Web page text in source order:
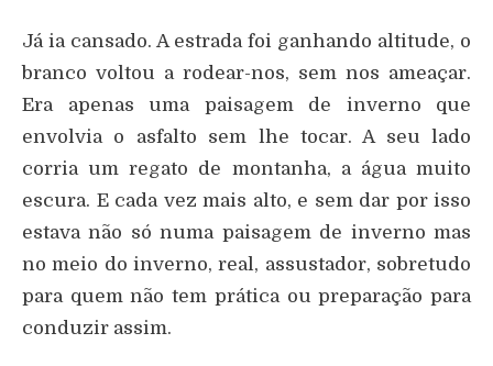
Já ia cansado. A estrada foi ganhando altitude, o
branco voltou a rodear-nos, sem nos ameaçar.
Era apenas uma paisagem de inverno que
envolvia o asfalto sem lhe tocar. A seu lado
corria um regato de montanha, a água muito
escura. E cada vez mais alto, e sem dar por isso
estava não só numa paisagem de inverno mas
no meio do inverno, real, assustador, sobretudo
para quem não tem prática ou preparação para
conduzir assim.